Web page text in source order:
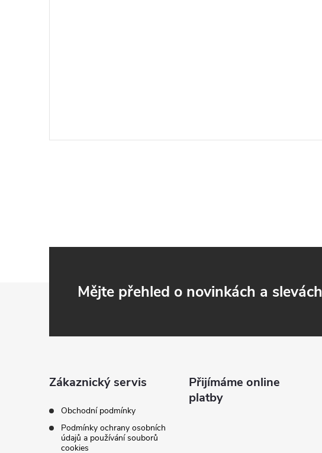
Mějte přehled o novinkách a slevách
Zákaznický servis
Obchodní podmínky
Podmínky ochrany osobních
údajů a používání souborů
cookies
Přijímáme online
platby